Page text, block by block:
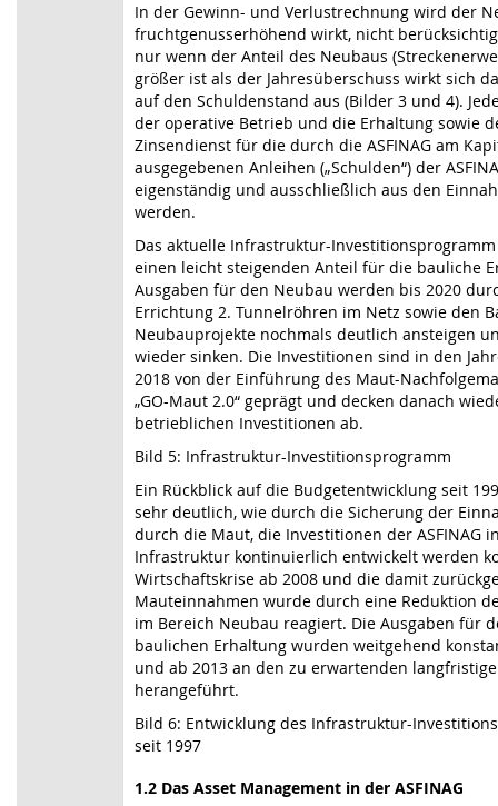
In der Gewinn- und Verlustrechnung wird der
fruchtgenusserhöhend wirkt, nicht
nur wenn der Anteil des Neubaus
größer ist als der Jahresüberschuss wirkt sich
auf den Schuldenstand aus (Bilder 3 und 4).
der operative Betrieb und die Erhaltung sowie
Zinsendienst für die durch die ASFINAG am
ausgegebenen Anleihen („Schulden“) der
eigenständig und ausschließlich aus den
werden.
Das aktuelle Infrastruktur-Investitionsprogramm
einen leicht steigenden Anteil für die bauliche
Ausgaben für den Neubau werden bis 2020
Errichtung 2. Tunnelröhren im Netz sowie den
Neubauprojekte nochmals deutlich ansteigen
wieder sinken. Die Investitionen sind in den
2018 von der Einführung des Maut-
„GO-Maut 2.0“ geprägt und decken danach
betrieblichen Investitionen ab.
Bild 5: Infrastruktur-Investitionsprogramm
Ein Rückblick auf die Budgetentwicklung seit
sehr deutlich, wie durch die Sicherung der
durch die Maut, die Investitionen der ASFINAG
Infrastruktur kontinuierlich entwickelt werden
Wirtschaftskrise ab 2008 und die damit
Mauteinnahmen wurde durch eine Reduktion
im Bereich Neubau reagiert. Die Ausgaben für
baulichen Erhaltung wurden weitgehend
und ab 2013 an den zu erwartenden
herangeführt.
Bild 6: Entwicklung des Infrastruktur-
seit 1997
1.2 Das Asset Management in der ASFINAG